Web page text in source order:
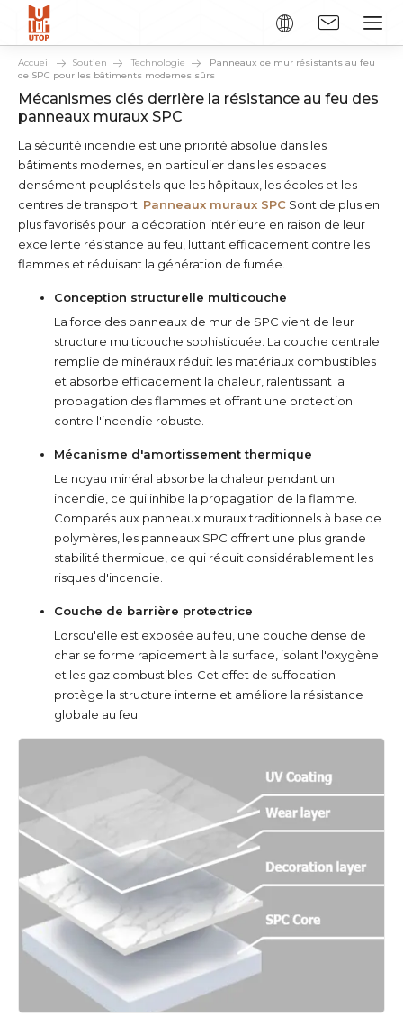
Accueil Soutien Technologie
Panneaux de mur résistants au feu
de SPC pour les bâtiments modernes sûrs
Mécanismes clés derrière la résistance au feu des
panneaux muraux SPC
La sécurité incendie est une priorité absolue dans les
bâtiments modernes, en particulier dans les espaces
densément peuplés tels que les hôpitaux, les écoles et les
centres de transport. Panneaux muraux SPC Sont de plus en
plus favorisés pour la décoration intérieure en raison de leur
excellente résistance au feu, luttant efficacement contre les
flammes et réduisant la génération de fumée.
Conception structurelle multicouche
La force des panneaux de mur de SPC vient de leur
structure multicouche sophistiquée. La couche centrale
remplie de minéraux réduit les matériaux combustibles
et absorbe efficacement la chaleur, ralentissant la
propagation des flammes et offrant une protection
contre l'incendie robuste.
Mécanisme d'amortissement thermique
Le noyau minéral absorbe la chaleur pendant un
incendie, ce qui inhibe la propagation de la flamme.
Comparés aux panneaux muraux traditionnels à base de
polymères, les panneaux SPC offrent une plus grande
stabilité thermique, ce qui réduit considérablement les
risques d'incendie.
Couche de barrière protectrice
Lorsqu'elle est exposée au feu, une couche dense de
char se forme rapidement à la surface, isolant l'oxygène
et les gaz combustibles. Cet effet de suffocation
protège la structure interne et améliore la résistance
globale au feu.